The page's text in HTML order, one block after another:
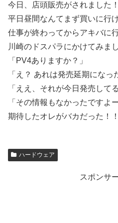
今日、店頭販売がされました！
平日昼間なんてまず買いに行
仕事が終わってからアキバに
川崎のドスパラにかけてみまし
「PV4ありますか？」
「え？ あれは発売延期になっ
「ええ、それが今日発売して
「その情報もなかったですよー
期待したオレがバカだった！！
ハードウェア
スポンサ